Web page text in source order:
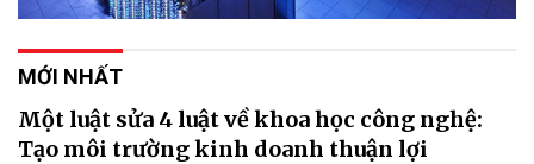
MỚI NHẤT
Một luật sửa 4 luật về khoa học công nghệ:
Tạo môi trường kinh doanh thuận lợi